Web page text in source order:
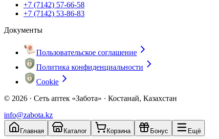
+7 (7142) 57-66-58
+7 (7142) 53-86-83
Документы
Пользовательское соглашение
Политика конфиденциальности
Cookie
© 2026 · Сеть аптек «Забота» · Костанай, Казахстан
info@zabota.kz
Главная Каталог Корзина Бонус Ещё